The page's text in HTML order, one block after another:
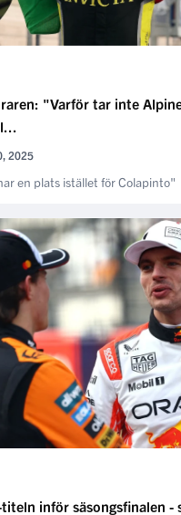
"Varför tar inte
2025
en plats istället för Colapinto"
inför säsongsfinalen -